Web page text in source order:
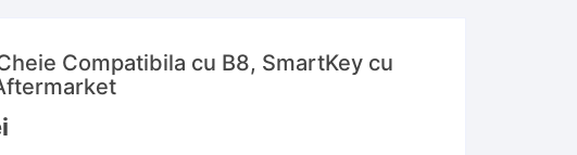
Compatibila cu B8, SmartKey cu